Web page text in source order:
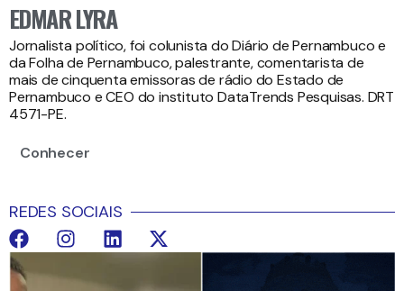
EDMAR LYRA
Jornalista político, foi colunista do Diário de Pernambuco e
da Folha de Pernambuco, palestrante, comentarista de
mais de cinquenta emissoras de rádio do Estado de
Pernambuco e CEO do instituto DataTrends Pesquisas. DRT
4571-PE.
Conhecer
REDES SOCIAIS